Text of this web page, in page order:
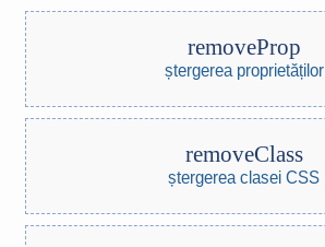
removeProp
ștergerea proprietăților
removeClass
ștergerea clasei CSS